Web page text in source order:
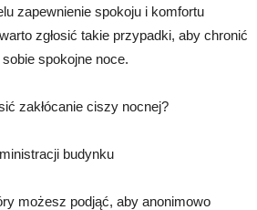
zapewnienie spokoju i komfortu
zgłosić takie przypadki, aby chronić
spokojne noce.
zakłócanie ciszy nocnej?
budynku
możesz podjąć, aby anonimowo